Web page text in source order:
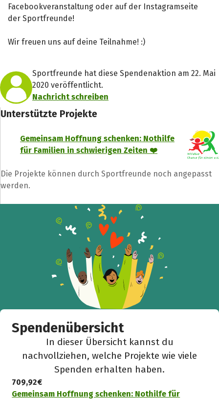
Facebookveranstaltung oder auf der Instagramseite
der Sportfreunde!
Wir freuen uns auf deine Teilnahme! :)
Sportfreunde hat diese Spendenaktion am 22. Mai
2020 veröffentlicht.
Nachricht schreiben
Unterstützte Projekte
Gemeinsam Hoffnung schenken: Nothilfe
für Familien in schwierigen Zeiten ❤️
Die Projekte können durch Sportfreunde noch angepasst
werden.
Spendenübersicht
In dieser Übersicht kannst du
nachvollziehen, welche Projekte wie viele
Spenden erhalten haben.
709,92 €
Gemeinsam Hoffnung schenken: Nothilfe für
Hilf mit noch